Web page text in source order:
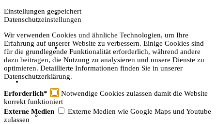
Archäotechnik / Experimentelle Archäologie
Flora & Fauna
Angebote & Aktionen
Veranstaltungen & Ausflüge
Einstellungen gespeichert
Datenschutzeinstellungen
Wir verwenden Cookies und ähnliche Technologien, um Ihre
Erfahrung auf unserer Website zu verbessern. Einige Cookies sind
für die grundlegende Funktionalität erforderlich, während andere
dazu beitragen, die Nutzung zu analysieren und unsere Dienste zu
optimieren. Detaillierte Informationen finden Sie in unserer
Datenschutzerklärung.
Erforderlich*
Notwendige Cookies zulassen damit die Website
korrekt funktioniert
Externe Medien
Externe Medien wie Google Maps und Youtube
zulassen